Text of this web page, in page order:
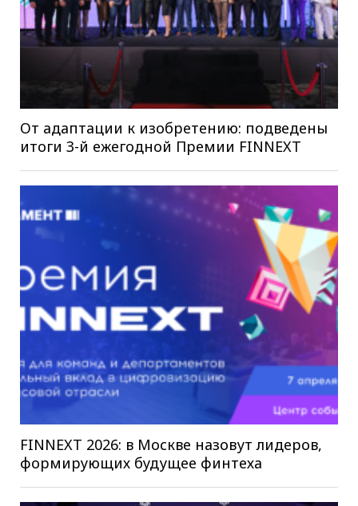
От адаптации к изобретению: подведены
итоги 3-й ежегодной Премии FINNEXT
FINNEXT 2026: в Москве назовут лидеров,
формирующих будущее финтеха